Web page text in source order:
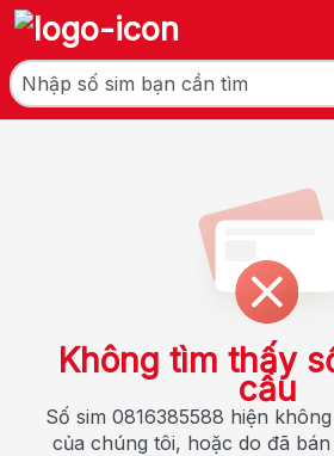
Không tìm thấy
cầu
Số sim 0816385588 hiện
của chúng tôi, hoặc do đã